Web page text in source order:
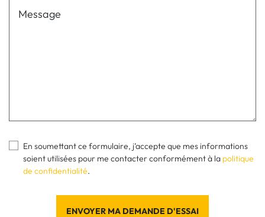
Message
En soumettant ce formulaire, j’accepte que mes informations
soient utilisées pour me contacter conformément à la politique
de confidentialité.
ENVOYER MA DEMANDE D'ESSAI